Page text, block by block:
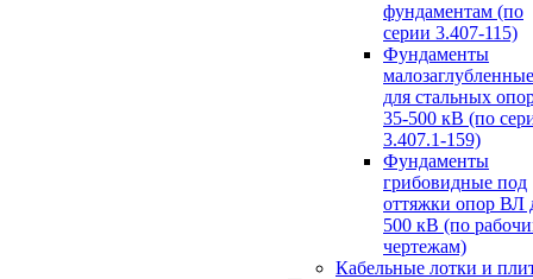
фундаментам (по
серии 3.407-115)
Фундаменты
малозаглубленные
для стальных
35-500 кВ (по
3.407.1-159)
Фундаменты
грибовидные под
оттяжки опор ВЛ
500 кВ (по
чертежам)
Кабельные лотки и